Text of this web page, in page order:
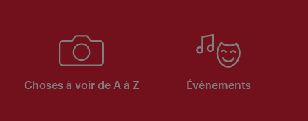
Choses à voir de A à Z Évènements